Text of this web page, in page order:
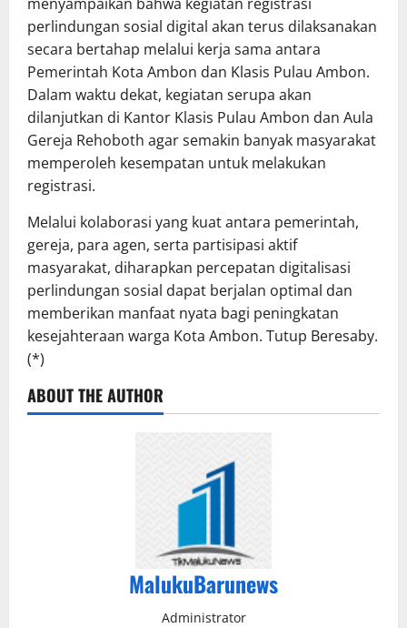
menyampaikan bahwa kegiatan registrasi
perlindungan sosial digital akan terus dilaksanakan
secara bertahap melalui kerja sama antara
Pemerintah Kota Ambon dan Klasis Pulau Ambon.
Dalam waktu dekat, kegiatan serupa akan
dilanjutkan di Kantor Klasis Pulau Ambon dan Aula
Gereja Rehoboth agar semakin banyak masyarakat
memperoleh kesempatan untuk melakukan
registrasi.
Melalui kolaborasi yang kuat antara pemerintah,
gereja, para agen, serta partisipasi aktif
masyarakat, diharapkan percepatan digitalisasi
perlindungan sosial dapat berjalan optimal dan
memberikan manfaat nyata bagi peningkatan
kesejahteraan warga Kota Ambon. Tutup Beresaby.
(*)
ABOUT THE AUTHOR
MalukuBarunews
Administrator